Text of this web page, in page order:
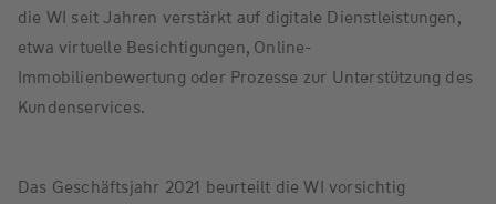
die WI seit Jahren verstärkt auf digitale Dienstleistungen,
etwa virtuelle Besichtigungen, Online-
Immobilienbewertung oder Prozesse zur Unterstützung des
Kundenservices.
Das Geschäftsjahr 2021 beurteilt die WI vorsichtig